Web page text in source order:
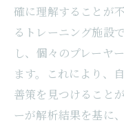
確に理解することが
るトレーニング施設
し、個々のプレーヤ
ます。これにより、
善策を見つけること
ーが解析結果を基に